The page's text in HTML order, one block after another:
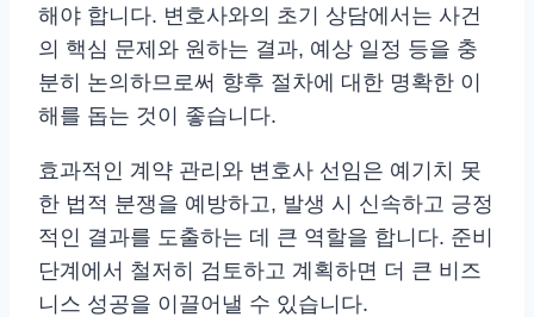
해야 합니다. 변호사와의 초기 상담에서는 사건
의 핵심 문제와 원하는 결과, 예상 일정 등을 충
분히 논의하므로써 향후 절차에 대한 명확한 이
해를 돕는 것이 좋습니다.
효과적인 계약 관리와 변호사 선임은 예기치 못
한 법적 분쟁을 예방하고, 발생 시 신속하고 긍정
적인 결과를 도출하는 데 큰 역할을 합니다. 준비
단계에서 철저히 검토하고 계획하면 더 큰 비즈
니스 성공을 이끌어낼 수 있습니다.